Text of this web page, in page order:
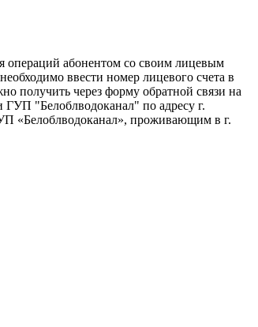
операций абонентом со своим лицевым
ввести номер лицевого счета в
получить через форму обратной связи на
"Белоблводоканал" по адресу г.
«Белоблводоканал», проживающим в г.